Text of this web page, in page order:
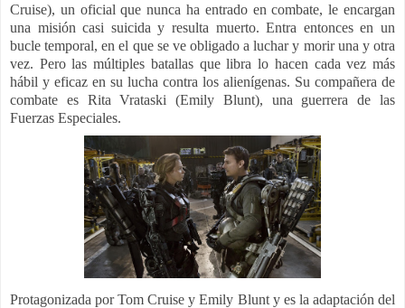
Cruise), un oficial que nunca ha entrado en combate, le encargan
una misión casi suicida y resulta muerto. Entra entonces en un
bucle temporal, en el que se ve obligado a luchar y morir una y otra
vez. Pero las múltiples batallas que libra lo hacen cada vez más
hábil y eficaz en su lucha contra los alienígenas. Su compañera de
combate es Rita Vrataski (Emily Blunt), una guerrera de las
Fuerzas Especiales.
Protagonizada por Tom Cruise y Emily Blunt y es la adaptación del